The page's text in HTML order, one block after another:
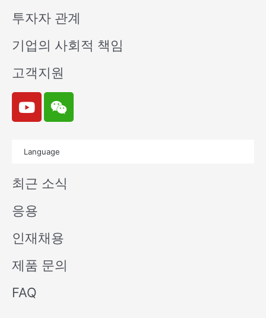
투자자 관계
기업의 사회적 책임
고객지원
Y
o
u
e
W
e
i
n
Language
최근 소식
응용
인재채용
제품 문의
FAQ